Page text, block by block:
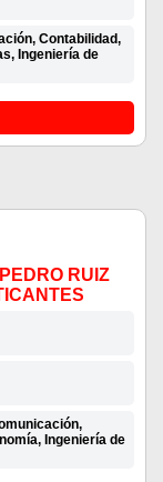
Contabilidad,
Ingeniería de
RUIZ
Ingeniería de